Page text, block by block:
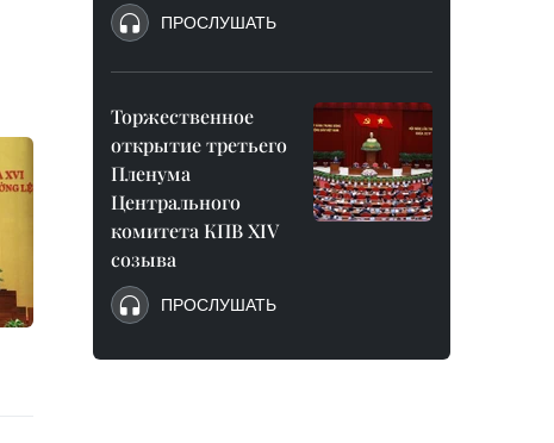
ПРОСЛУШАТЬ
Торжественное
открытие третьего
Пленума
Центрального
комитета КПВ XIV
созыва
ПРОСЛУШАТЬ